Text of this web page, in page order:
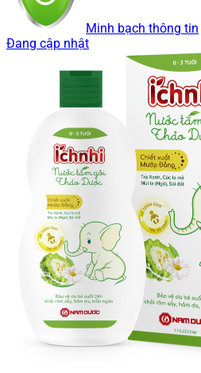
Minh bạch thông tin
Đang cập nhật